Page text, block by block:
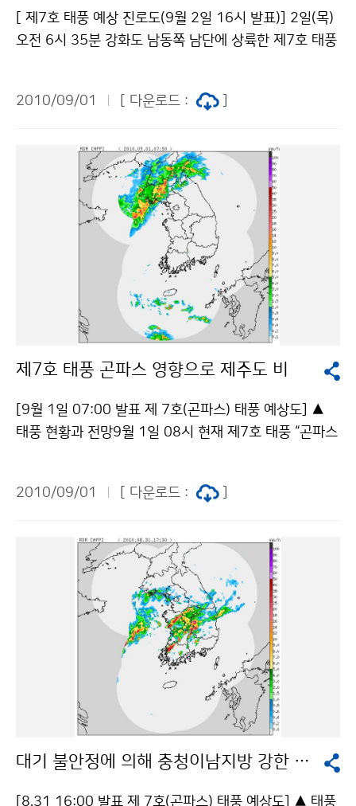
하였다. 8월 북한의 강수량은 과거 북한에 막대한 홍수피
해가 발생했던 2007(391mm/1위), 1995(364.8mm/
재산피해와 식량 수급에 영향을 줄 것으로 예상된다. 문의
"공공누리" 출처표시-상업적이용금지 조건에 따라 이용
할 수 있습니다.
[ 제7호 태풍 예상 진로도(9월 2일 16시 발표)] 2일(목)
오전 6시 35분 강화도 남동쪽 남단에 상륙한 제7호 태풍
로 동북동진하고 있다. 태풍의 중심기압은 995hPa, 중심
고, 크기는 소형이다. 태풍이 동해중부 먼바다로 점차 물
러남에 따라 2일 오후 3시를 기해 강원도 영동지방의 태
풍경보를 해제하나 지형적인 영향으로 산간과 해안지방
에는 바람이 강하게 부는 곳도 있겠으니 피해가 없도록 유
의해야 하겠다. 2일 태풍으로 강원도 지방의 최대순간풍
속(단위: m/s)은 설악산 40.7, 미시령(고성) 35.4 등을
기록했다. 홍도(52.4), 옹도(태안, 46.2), 흑산도(45.4),
대부도(38.7), 김포공항(35.5) 등에도 이날 강한 바람이
불었다. 한편, 이번 태풍과 비슷한 경로를 지났던 과거의
N)과 2002년 제5호 라마순(RAMMASUN) 및 1995년
는 바람이 강했고, 라마순과 재니스는 바람보다는 비가 많
이 내린 특징이 있다. 한편, 제7호 태풍 곤파스에 동반된
점차 개고 밤늦게 중부지방도 개겠으나 중북부지방은 3
먼바다로 물러나 저작물은 "공공누리" 출처표시-상업적
이용금지 조건에 따라 이용 할 수 있습니다.
2010/09/01 [ 다운로드 :
제7호 태풍 곤파스 영향으로 제주도 비
[9월 1일 07:00 발표 제 7호(곤파스) 태풍 예상도] ▲
태풍 현황과 전망9월 1일 08시 현재 제7호 태풍 “곤파스
압은 965hPa, 중심 부근 최대풍속은 초속 38m로 강도
ASU)”는 9월 1일(수) 오후 18시경에 서귀포 서남서쪽
약 280km 부근해상을 지나, 2일(목) 오후에 전향하여
오후늦게나 밤에 황해도부근으로 상륙할 가능성이 있고,
3일(금) 새벽에는 동해북부해상을 지나 빠르게 북동진하
여 나갈 것으로 전망되나, 진로가 다소 유동적이므로, 앞
으로 발표되는 기상정보에 유의해야 한다. 태풍이 점차 북
상함에 따라 오후늦게 제주도지방, 밤에는 전라남도, 2일
(목)은 그 밖의 전국이 태풍의 영향을 받겠으며, 태풍이 서
해상을 따라 북상하면서 진로 우측에 한반도가 위치하여
람 피해가 없도록 각별히 대비해야 한다. [9월 1일 07:5
2010/09/01 [ 다운로드 :
대기 불안정에 의해 충청이남지방 강한 소나기
[8.31 16:00 발표 제 7호(곤파스) 태풍 예상도] ▲ 태풍